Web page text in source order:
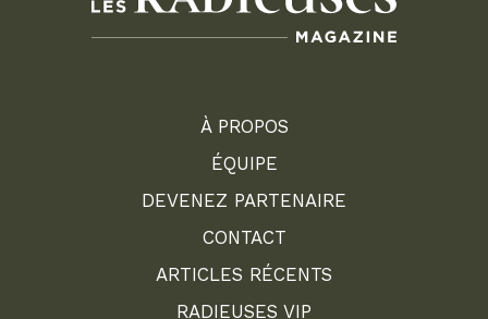
À PROPOS
ÉQUIPE
DEVENEZ PARTENAIRE
CONTACT
ARTICLES RÉCENTS
RADIEUSES VIP